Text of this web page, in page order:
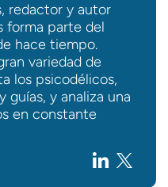
redactor y autor
forma parte del
hace tiempo.
variedad de
los psicodélicos,
guías, y analiza una
en constante